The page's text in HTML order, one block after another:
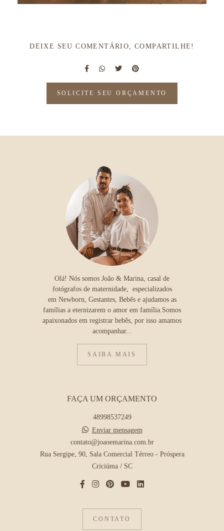
DEIXE SEU COMENTÁRIO, COMPARTILHE!
SOLICITE SEU ORÇAMENTO
Olá! Nós somos João & Marina, casal de
fotógrafos de maternidade, especializados
em Newborn, Gestantes, Bebês e ajudamos as
famílias a eternizarem o amor em família.Somos
apaixonados em registrar bebês, por isso amamos
acompanhar...
SAIBA MAIS
FAÇA UM ORÇAMENTO
48998537249
Enviar mensagem
contato@joaoemarina.com.br
Rua Sergipe, 90, Sala Comercial Térreo - Próspera
Criciúma / SC
CONTATO